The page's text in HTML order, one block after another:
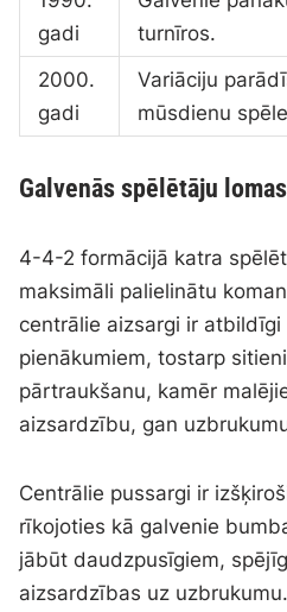
gadi
turnīros.
2000.
gadi
Variāciju
mūsdienu
Galvenās spēlētāju
4-4-2 formācijā katra
maksimāli palielinātu
centrālie aizsargi ir
pienākumiem, tostarp
pārtraukšanu, kamēr
aizsardzību, gan
Centrālie pussargi ir
rīkojoties kā galvenie
jābūt daudzpusīgiem,
aizsardzības uz